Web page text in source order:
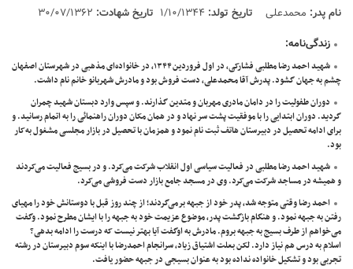
نام پدر: محمدعلی تاریخ تولد: ۱/۱۰/۱۳۴۴ تاریخ شهادت: ۳۰/۰۷/۱۳۶۲
زندگی‌نامه:
شهید احمد رضا مطلبی فشارکی، در اول فروردين ۱۳۴۴، در خانواده‌ای مذهبی در شهرستان اصفهان
چشم به جهان گشود. پدرش آقا محمدعلی، دست فروش بود و مادرش شهربانو خانم نام داشت.
دوران طفولیت را در دامان مادری مهربان و متدین گذارند. و سپس وارد دبستان شهید چمران
گردید. دوران ابتدایی را با موفقیت پشت سر نهاد و در همان مکان دوران راهنمائی را به اتمام رسانید. و
برای ادامه تحصیل در دبیرستان هاتف ثبت نام نمود و همزمان با تحصیل در بازار مجلسی مشغول به‌کار
بود.
شهيد احمد رضا مطلبی در فعالیت سیاسی اول انقلاب شرکت می‌کرد. و در بسیج فعالیت می‌کردند
و همیشه در مساجد شرکت می‌کرد. وی در مسجد جامع بازار دست فروشی می‌کرد.
احمد رضا وقتی متوجه شد، پدر خود از جبهه برمی‌گردند؛ از چند روز قبل با دوستانش خود را مهیای
رفتن به جبهه نمود. و هنگام بازگشت پدر، موضوع عزیمت خود به جبهه را با ایشان مطرح نمود. وگفت
می‌خواهم از طرف بسیج به جبهه بروم. مادرش به اوگفت آیا بهتر نیست که درست را ادامه بدهی؟
اسلام به درس هم نیاز دارد. لکن بعلت اشتیاق زیاد، سرانجام احمدرضا با اینکه سوم دبیرستان در رشته
تجربی بود و تشکیل خانواده نداده بود به عنوان بسیجی در جبهه حضور يافت.